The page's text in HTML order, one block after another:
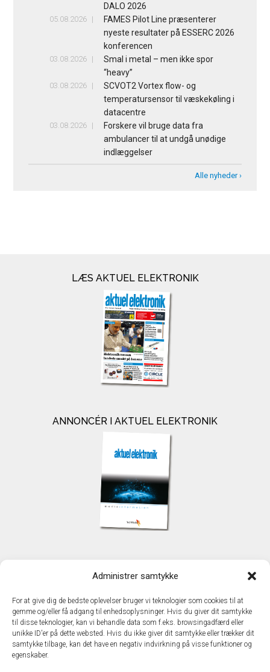
Administrer samtykke
For at give dig de bedste oplevelser bruger vi teknologier som cookies til at
gemme og/eller få adgang til enhedsoplysninger. Hvis du giver dit samtykke
til disse teknologier, kan vi behandle data som f.eks. browsingadfærd eller
unikke ID'er på dette websted. Hvis du ikke giver dit samtykke eller trækker dit
samtykke tilbage, kan det have en negativ indvirkning på visse funktioner og
egenskaber.
DALO 2026
05.08.2026
FAMES Pilot Line præsenterer
nyeste resultater på ESSERC 2026
konferencen
03.08.2026
Smal i metal – men ikke spor
“heavy”
03.08.2026
SCVOT2 Vortex flow- og
temperatursensor til væskekøling i
datacentre
03.08.2026
Forskere vil bruge data fra
ambulancer til at undgå unødige
indlæggelser
Alle nyheder ›
LÆS AKTUEL ELEKTRONIK
ANNONCÉR I AKTUEL ELEKTRONIK
TechMedia A/S
DK - 2600 Glostrup
www.techmedia.dk
Telefon: +45 43 24 26 28
E-mail:info@techmedia.dk